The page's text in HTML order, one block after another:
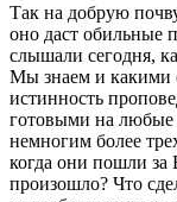
Так на добрую
оно даст обильные
слышали сегодня,
Мы знаем и
истинность
готовыми на любые
немногим более
когда они пошли
произошло? Что